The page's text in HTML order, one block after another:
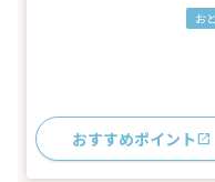
お
おすすめポイント